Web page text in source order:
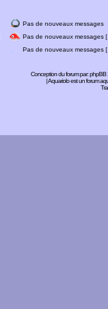
Pas de nouveaux messages
Pas de nouveaux messages
Pas de nouveaux messages [
Conception du forum par:phpBB
| Aquariolo est un forum